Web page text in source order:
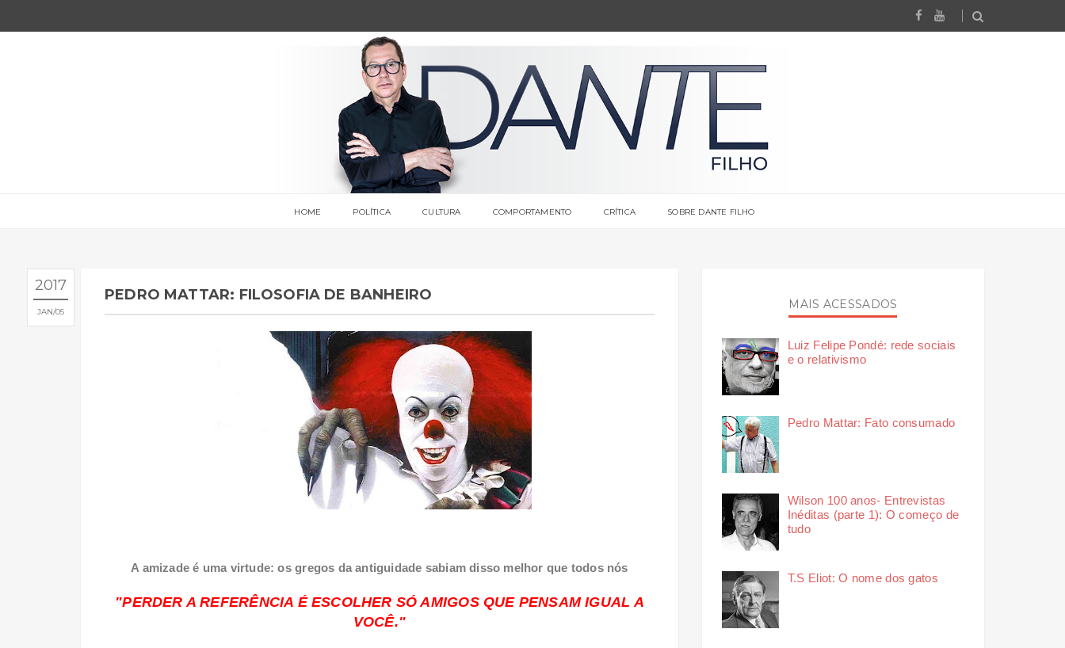
HOME POLÍTICA CULTURA COMPORTAMENTO CRÍTICA SOBRE DANTE FILHO
2017
JAN 05
PEDRO MATTAR: FILOSOFIA DE BANHEIRO
A amizade é uma virtude: os gregos da antiguidade sabiam disso melhor que todos nós
"PERDER A REFERÊNCIA É ESCOLHER SÓ AMIGOS QUE PENSAM IGUAL A
VOCÊ."
MAIS ACESSADOS
Luiz Felipe Pondé: rede sociais
e o relativismo
Pedro Mattar: Fato consumado
Wilson 100 anos- Entrevistas
Inéditas (parte 1): O começo de
tudo
T.S Eliot: O nome dos gatos